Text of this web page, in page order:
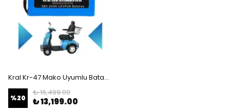
Kral Kr-47 Mako Uyumlu Batarya (Standart Kapasite) LiFePO4 48V 20Ah Elektrikli Motorsiklet Bataryası
%20
₺ 16,499.00
₺ 13,199.00